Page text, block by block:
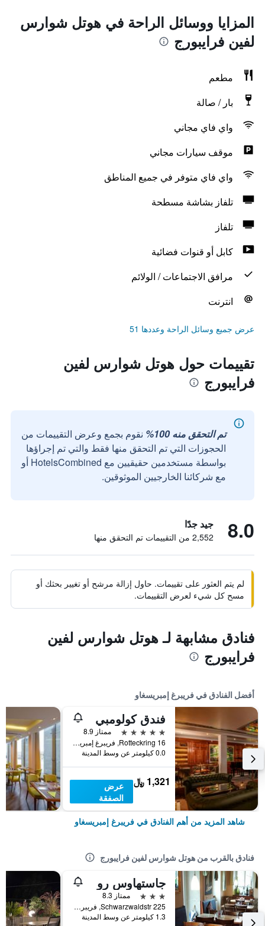
المزايا ووسائل الراحة في هوتل شوارس
لفين فرايبورج
مطعم
بار / صالة
واي فاي مجاني
موقف سيارات مجاني
واي فاي متوفر في جميع المناطق
تلفاز بشاشة مسطحة
تلفاز
كابل أو قنوات فضائية
مرافق الاجتماعات / الولائم
انترنت
عرض جميع وسائل الراحة وعددها 51
تقييمات حول هوتل شوارس لفين
فرايبورج
تم التحقق منه 100%
نقوم بجمع وعرض التقييمات من
الحجوزات التي تم التحقق منها فقط والتي تم إجراؤها
بواسطة مستخدمين حقيقيين مع HotelsCombined أو
مع شركائنا الخارجيين الموثوقين.
8.0 جيد جدًا
2,552 من التقييمات تم التحقق منها
لم يتم العثور على تقييمات. حاول إزالة مرشح أو تغيير بحثك أو
مسح كل شيء لعرض التقييمات.
فنادق مشابهة لـ هوتل شوارس لفين
فرايبورج
أفضل الفنادق في فريبرغ إمبريسغاو
فندق كولومبي
5 نجوم
ممتاز 8.9
Rotteckring 16, فريبرغ إمبريسغاو, بادن - فورتمبيرغ, ألمانيا
0.0 كيلومتر عن وسط المدينة
1,321 ﷼
عرض
الصفقة
شاهد المزيد من أهم الفنادق في فريبرغ إمبريسغاو
فنادق بالقرب من هوتل شوارس لفين فرايبورج
جاستهاوس رو
3 نجوم
ممتاز 8.3
Schwarzwaldstr 225, فريبرغ إمبريسغاو, بادن - فورتمبيرغ, ألمانيا
1.3 كيلومتر عن وسط المدينة